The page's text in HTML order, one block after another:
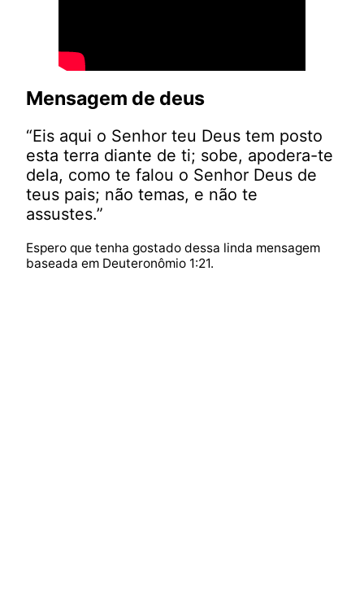
Mensagem de deus
“Eis aqui o Senhor teu Deus tem posto
esta terra diante de ti; sobe, apodera-te
dela, como te falou o Senhor Deus de
teus pais; não temas, e não te
assustes.”
Espero que tenha gostado dessa linda mensagem
baseada em Deuteronômio 1:21.